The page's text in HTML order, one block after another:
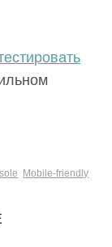
Mobile-friendly